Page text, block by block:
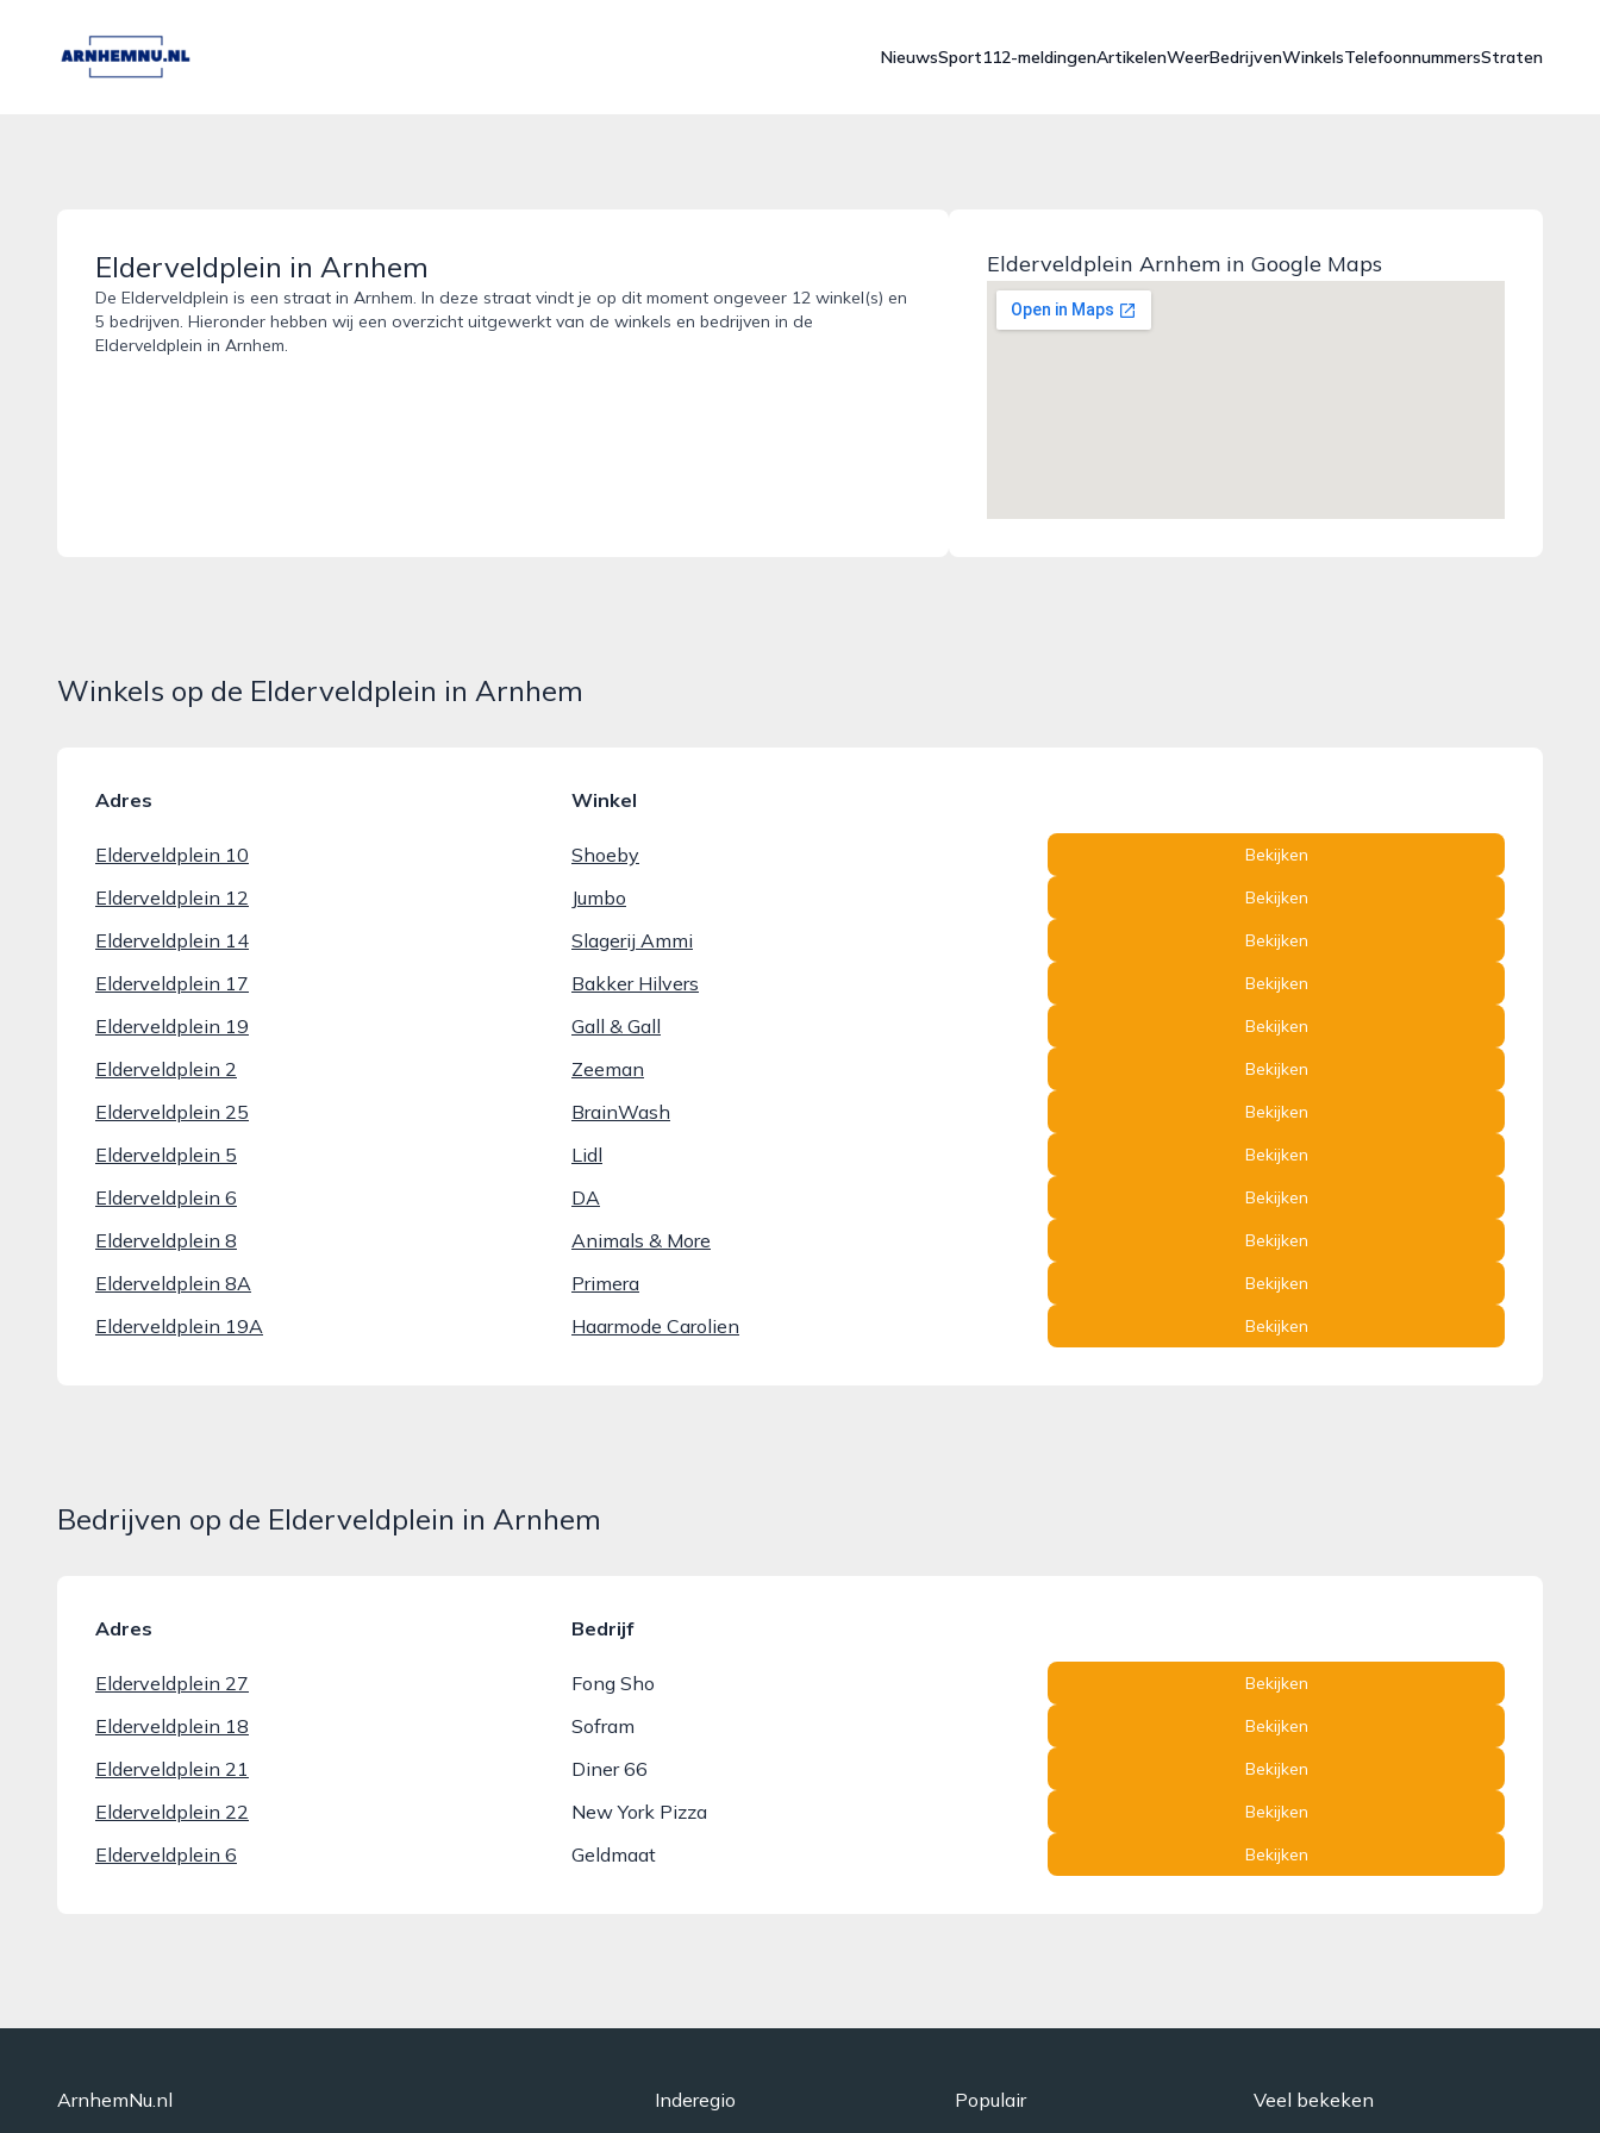
arnhemnu.nl
NieuwsSport112-meldingenArtikelenWeerBedrijvenWinkelsTelefoonnummersStraten
Elderveldplein in Arnhem
De Elderveldplein is een straat in Arnhem. In deze straat vindt je op dit moment ongeveer 12 winkel(s) en
5 bedrijven. Hieronder hebben wij een overzicht uitgewerkt van de winkels en bedrijven in de
Elderveldplein in Arnhem.
Elderveldplein Arnhem in Google Maps
Winkels op de Elderveldplein in Arnhem
Adres Winkel
Elderveldplein 10 Shoeby Bekijken
Elderveldplein 12 Jumbo Bekijken
Elderveldplein 14 Slagerij Ammi Bekijken
Elderveldplein 17 Bakker Hilvers Bekijken
Elderveldplein 19 Gall & Gall Bekijken
Elderveldplein 2 Zeeman Bekijken
Elderveldplein 25 BrainWash Bekijken
Elderveldplein 5 Lidl Bekijken
Elderveldplein 6 DA Bekijken
Elderveldplein 8 Animals & More Bekijken
Elderveldplein 8A Primera Bekijken
Elderveldplein 19A Haarmode Carolien Bekijken
Bedrijven op de Elderveldplein in Arnhem
Adres Bedrijf
Elderveldplein 27 Fong Sho Bekijken
Elderveldplein 18 Sofram Bekijken
Elderveldplein 21 Diner 66 Bekijken
Elderveldplein 22 New York Pizza Bekijken
Elderveldplein 6 Geldmaat Bekijken
ArnhemNu.nl Inderegio Populair Veel bekeken